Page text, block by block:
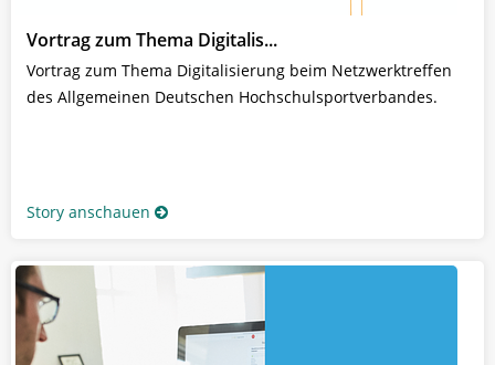
Vortrag zum Thema Digitalis...
Vortrag zum Thema Digitalisierung beim Netzwerktreffen
des Allgemeinen Deutschen Hochschulsportverbandes.
Story anschauen